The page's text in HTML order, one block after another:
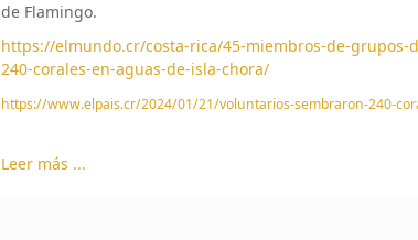
de Flamingo.
https://elmundo.cr/costa-rica/45-miembros-de-grupos-
240-corales-en-aguas-de-isla-chora/
https://www.elpais.cr/2024/01/21/voluntarios-sembraron-240-
Leer más ...